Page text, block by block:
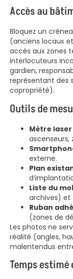
Accès au
Bloquez un
(anciens locaux
accès aux zones
interlocuteurs
gardien,
représentant des
copropriété).
Outils de
Mètre laser
ascenseurs,
externe.
Plan
Liste du
archives) et
Ruban
(zones de
Les photos ne
réalité (angles,
malentendus
Temps